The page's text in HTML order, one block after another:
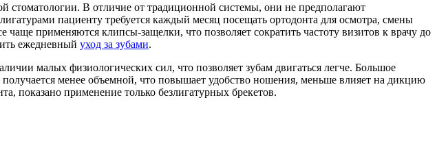
стоматологии. В отличие от традиционной системы, они не предполагают
пациенту требуется каждый месяц посещать ортодонта для осмотра, смены
применяются клипсы-защелки, что позволяет сократить частоту визитов к врачу до
ежедневный уход за зубами.
малых физиологических сил, что позволяет зубам двигаться легче. Большое
менее объемной, что повышает удобство ношения, меньше влияет на дикцию
показано применение только безлигатурных брекетов.